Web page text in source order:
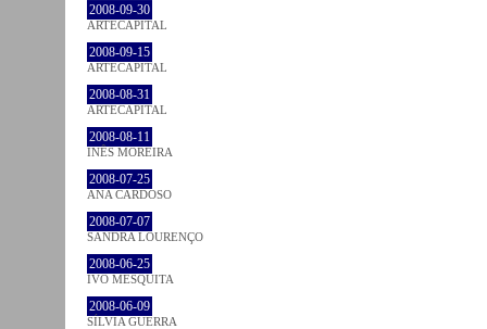
2008-09-30
ARTECAPITAL
2008-09-15
ARTECAPITAL
2008-08-31
ARTECAPITAL
2008-08-11
INÊS MOREIRA
2008-07-25
ANA CARDOSO
2008-07-07
SANDRA LOURENÇO
2008-06-25
IVO MESQUITA
2008-06-09
SÍLVIA GUERRA